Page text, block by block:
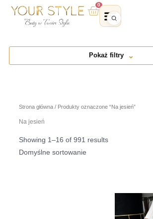
0
Wózek
Pokaż filtry
Strona główna / Produkty oznaczone “Na jesień”
Na jesień
Showing 1–16 of 991 results